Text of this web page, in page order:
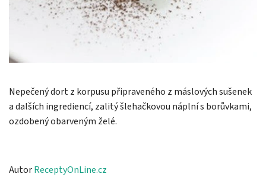
Nepečený dort z korpusu připraveného z máslových sušenek
a dalších ingrediencí, zalitý šlehačkovou náplní s borůvkami,
ozdobený obarveným želé.
AutorReceptyOnLine.cz